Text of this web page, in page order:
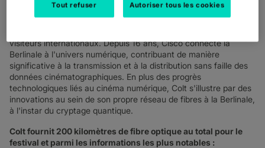
transmission de données en qualité broadcast à l'accès Internet
sans faille, l'expertise de Colt a joué un rôle déterminant pour
visiteurs internationaux. Depuis 16 ans, Cisco connecte la
Berlinale à l'univers numérique, contribuant de manière
significative à la transmission et à la distribution sans faille des
données cinématographiques. En plus des progrès
technologiques liés au cinéma numérique, Colt s'illustre par des
innovations au sein de son propre réseau de fibres à la Berlinale,
à l'instar du cryptage quantique.
Colt fournit 200 kilomètres de fibre optique au total pour le
festival et parmi les informations les plus notables :
Tout refuser Autoriser tous les cookies